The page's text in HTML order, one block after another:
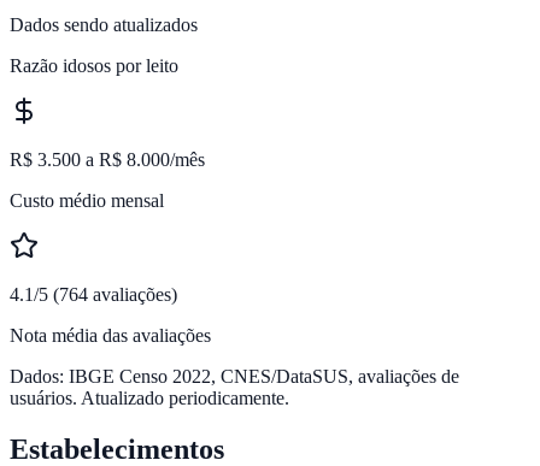
Dados sendo atualizados
Razão idosos por leito
R$ 3.500 a R$ 8.000/mês
Custo médio mensal
4.1/5 (764 avaliações)
Nota média das avaliações
Dados: IBGE Censo 2022, CNES/DataSUS, avaliações de
usuários. Atualizado periodicamente.
Estabelecimentos